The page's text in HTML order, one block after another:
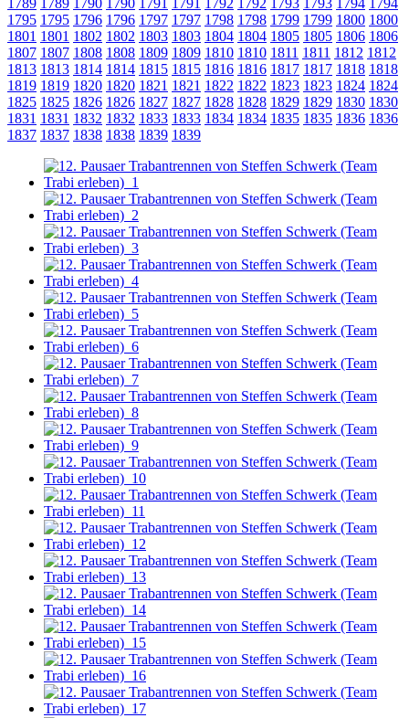
1789 1789 1790 1790 1791 1791 1792 1792 1793 1793 1794 1794
1795 1795 1796 1796 1797 1797 1798 1798 1799 1799 1800 1800
1801 1801 1802 1802 1803 1803 1804 1804 1805 1805 1806 1806
1807 1807 1808 1808 1809 1809 1810 1810 1811 1811 1812 1812
1813 1813 1814 1814 1815 1815 1816 1816 1817 1817 1818 1818
1819 1819 1820 1820 1821 1821 1822 1822 1823 1823 1824 1824
1825 1825 1826 1826 1827 1827 1828 1828 1829 1829 1830 1830
1831 1831 1832 1832 1833 1833 1834 1834 1835 1835 1836 1836
1837 1837 1838 1838 1839 1839